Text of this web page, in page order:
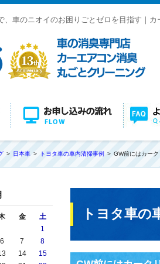
、車のニオイのお困りごとゼロを目指す｜カ
日本車 トヨタ車の車内清掃事例 GW前にはカー
トヨタ車の
金 土
1
6 7
8
14
15